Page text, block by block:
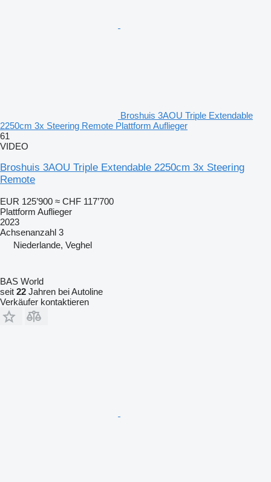
Broshuis 3AOU Triple Extendable
2250cm 3x Steering Remote Plattform Auflieger
61
VIDEO
Broshuis 3AOU Triple Extendable 2250cm 3x Steering
Remote
EUR 125’900 ≈ CHF 117’700
Plattform Auflieger
2023
Achsenanzahl 3
Niederlande, Veghel
BAS World
seit 22 Jahren bei Autoline
Verkäufer kontaktieren